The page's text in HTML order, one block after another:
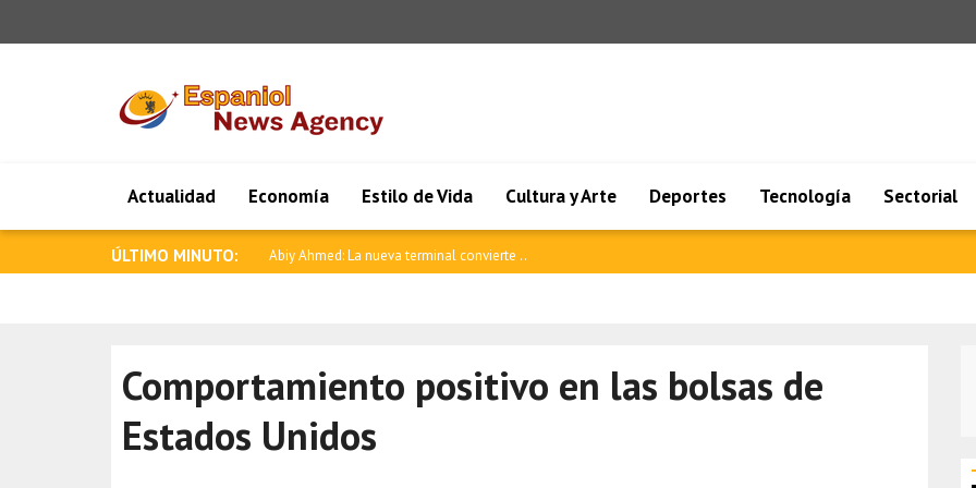
Actualidad Economía Estilo de Vida Cultura y Arte Deportes Tecnología Sectorial
ÚLTIMO MINUTO: Abiy Ahmed: La nueva terminal convierte ..
Comportamiento positivo en las bolsas de
Estados Unidos